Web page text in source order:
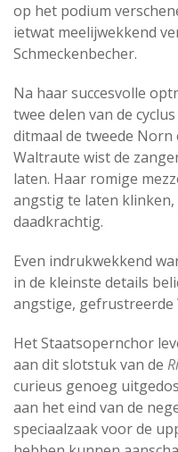
op het podium
ietwat meelijwekkend
Schmeckenbecher.
Na haar succesvolle
twee delen van de
ditmaal de tweede
Waltraute wist de
laten. Haar romige
angstig te laten
daadkrachtig.
Even indrukwekkend
in de kleinste details
angstige, gefrustreerde
Het Staatsopernchor
aan dit slotstuk van de
curieus genoeg
aan het eind van de
speciaalzaak voor de